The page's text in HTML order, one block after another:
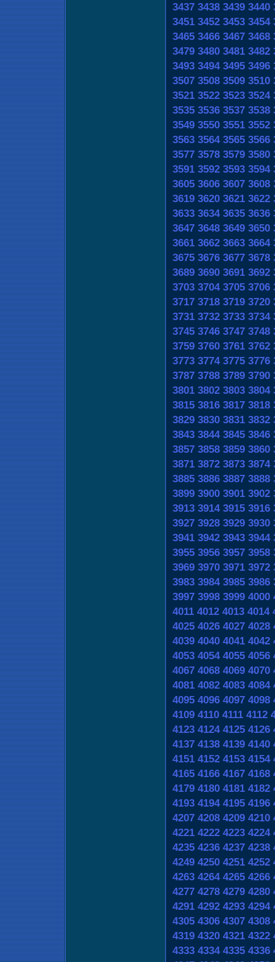
3437 3438 3439 3440
3451 3452 3453 3454
3465 3466 3467 3468
3479 3480 3481 3482
3493 3494 3495 3496
3507 3508 3509 3510
3521 3522 3523 3524
3535 3536 3537 3538
3549 3550 3551 3552
3563 3564 3565 3566
3577 3578 3579 3580
3591 3592 3593 3594
3605 3606 3607 3608
3619 3620 3621 3622
3633 3634 3635 3636
3647 3648 3649 3650
3661 3662 3663 3664
3675 3676 3677 3678
3689 3690 3691 3692
3703 3704 3705 3706
3717 3718 3719 3720
3731 3732 3733 3734
3745 3746 3747 3748
3759 3760 3761 3762
3773 3774 3775 3776
3787 3788 3789 3790
3801 3802 3803 3804
3815 3816 3817 3818
3829 3830 3831 3832
3843 3844 3845 3846
3857 3858 3859 3860
3871 3872 3873 3874
3885 3886 3887 3888
3899 3900 3901 3902
3913 3914 3915 3916
3927 3928 3929 3930
3941 3942 3943 3944
3955 3956 3957 3958
3969 3970 3971 3972
3983 3984 3985 3986
3997 3998 3999 4000
4011 4012 4013 4014
4025 4026 4027 4028
4039 4040 4041 4042
4053 4054 4055 4056
4067 4068 4069 4070
4081 4082 4083 4084
4095 4096 4097 4098
4109 4110 4111 4112
4123 4124 4125 4126
4137 4138 4139 4140
4151 4152 4153 4154
4165 4166 4167 4168
4179 4180 4181 4182
4193 4194 4195 4196
4207 4208 4209 4210
4221 4222 4223 4224
4235 4236 4237 4238
4249 4250 4251 4252
4263 4264 4265 4266
4277 4278 4279 4280
4291 4292 4293 4294
4305 4306 4307 4308
4319 4320 4321 4322
4333 4334 4335 4336